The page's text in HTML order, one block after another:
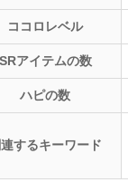
ココロレベル
SRアイテムの数
ハピの数
連するキーワード